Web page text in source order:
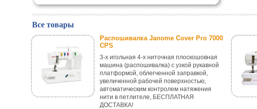
Все товары
Распошивалка Janome Cover Pro 7000
CPS
3-х игольная 4-х ниточная плоскошовная
машина (распошивалка) с узкой рукавной
платформой, облегченной заправкой,
увеличенной рабочей поверхностью,
автоматическим контролем натяжения
нити в петлителе, БЕСПЛАТНАЯ
ДОСТАВКА!